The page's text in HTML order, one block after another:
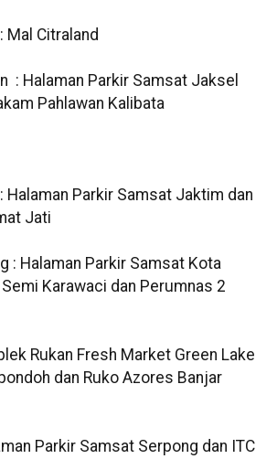
Mal Citraland
: Halaman Parkir Samsat Jaksel
Pahlawan Kalibata
Halaman Parkir Samsat Jaktim dan
Jati
: Halaman Parkir Samsat Kota
Karawaci dan Perumnas 2
Rukan Fresh Market Green Lake
dan Ruko Azores Banjar
Parkir Samsat Serpong dan ITC